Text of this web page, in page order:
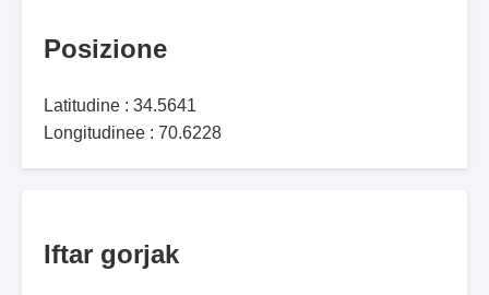
Posizione
Latitudine : 34.5641
Longitudinee : 70.6228
Iftar gorjak